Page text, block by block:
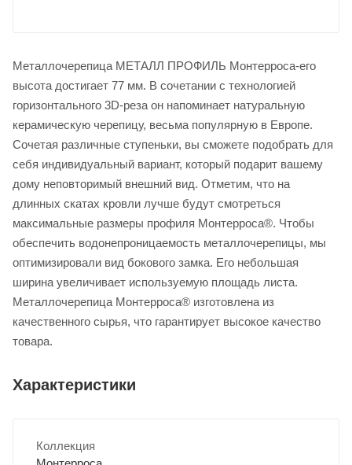
Металлочерепица МЕТАЛЛ ПРОФИЛЬ Монтерроса-его
высота достигает 77 мм. В сочетании с технологией
горизонтального 3D-реза он напоминает натуральную
керамическую черепицу, весьма популярную в Европе.
Сочетая различные ступеньки, вы сможете подобрать для
себя индивидуальный вариант, который подарит вашему
дому неповторимый внешний вид. Отметим, что на
длинных скатах кровли лучше будут смотреться
максимальные размеры профиля Монтерроса®. Чтобы
обеспечить водонепроницаемость металлочерепицы, мы
оптимизировали вид бокового замка. Его небольшая
ширина увеличивает используемую площадь листа.
Металлочерепица Монтерроса® изготовлена из
качественного сырья, что гарантирует высокое качество
товара.
Характеристики
Коллекция